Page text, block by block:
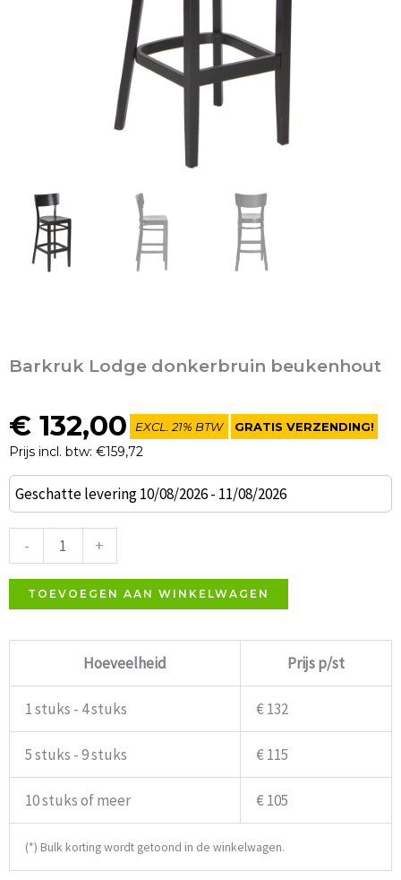
Barkruk Lodge donkerbruin beukenhout
€ 132,00
Prijs incl. btw: €159,72
EXCL. 21% BTW GRATIS VERZENDING!
Geschatte levering 10/08/2026 - 11/08/2026
-
Barkruk
Lodge
donkerbruin
beukenhout
aantal
+
TOEVOEGEN AAN WINKELWAGEN
Hoeveelheid Prijs p/st
1 stuks - 4 stuks € 132
5 stuks - 9 stuks € 115
10 stuks of meer € 105
(*) Bulk korting wordt getoond in de winkelwagen.